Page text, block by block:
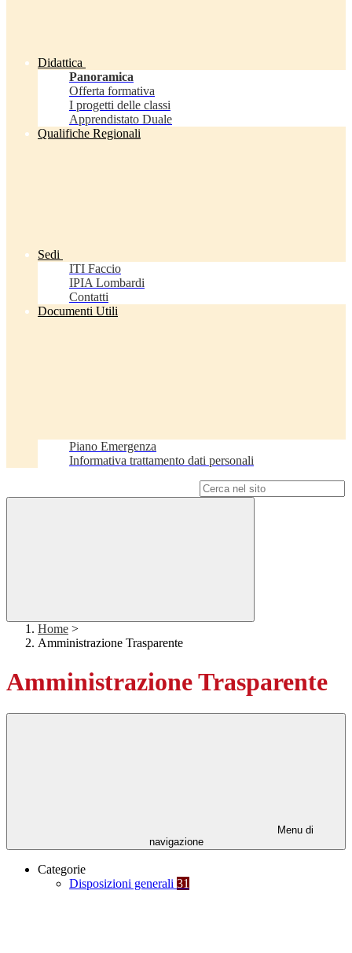
Didattica
Panoramica
Offerta formativa
I progetti delle classi
Apprendistato Duale
Qualifiche Regionali
Sedi
ITI Faccio
IPIA Lombardi
Contatti
Documenti Utili
Piano Emergenza
Informativa trattamento dati personali
Home >
Amministrazione Trasparente
Amministrazione Trasparente
Menu di
navigazione
Categorie
Disposizioni generali 31